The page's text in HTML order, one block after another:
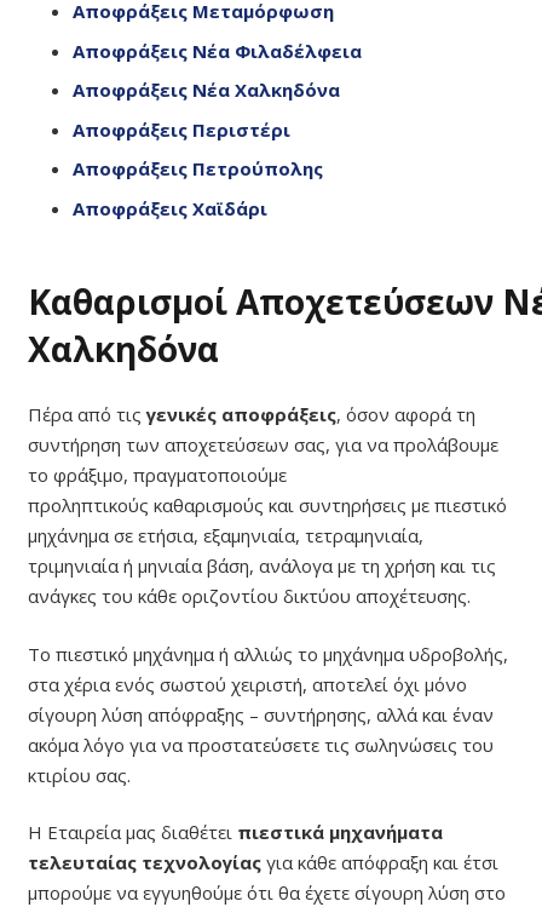
Αποφράξεις Μεταμόρφωση
Αποφράξεις Νέα Φιλαδέλφεια
Αποφράξεις Νέα Χαλκηδόνα
Αποφράξεις Περιστέρι
Αποφράξεις Πετρούπολης
Αποφράξεις Χαϊδάρι
Καθαρισμοί Αποχετεύσεων
Χαλκηδόνα
Πέρα από τιςγενικές αποφράξεις, όσον αφορά τη
συντήρηση των αποχετεύσεων σας, για να προλάβουμε
το φράξιμο, πραγματοποιούμε
προληπτικούς καθαρισμούς και συντηρήσεις με πιεστικό
μηχάνημα σε ετήσια, εξαμηνιαία, τετραμηνιαία,
τριμηνιαία ή μηνιαία βάση, ανάλογα με τη χρήση και τις
ανάγκες του κάθε οριζοντίου δικτύου αποχέτευσης.
Το πιεστικό μηχάνημα ή αλλιώς το μηχάνημα υδροβολής,
στα χέρια ενός σωστού χειριστή, αποτελεί όχι μόνο
σίγουρη λύση απόφραξης – συντήρησης, αλλά και έναν
ακόμα λόγο για να προστατεύσετε τις σωληνώσεις του
κτιρίου σας.
Η Εταιρεία μας διαθέτει πιεστικά μηχανήματα
τελευταίας τεχνολογίαςγια κάθε απόφραξη και έτσι
μπορούμε να εγγυηθούμε ότι θα έχετε σίγουρη λύση στο